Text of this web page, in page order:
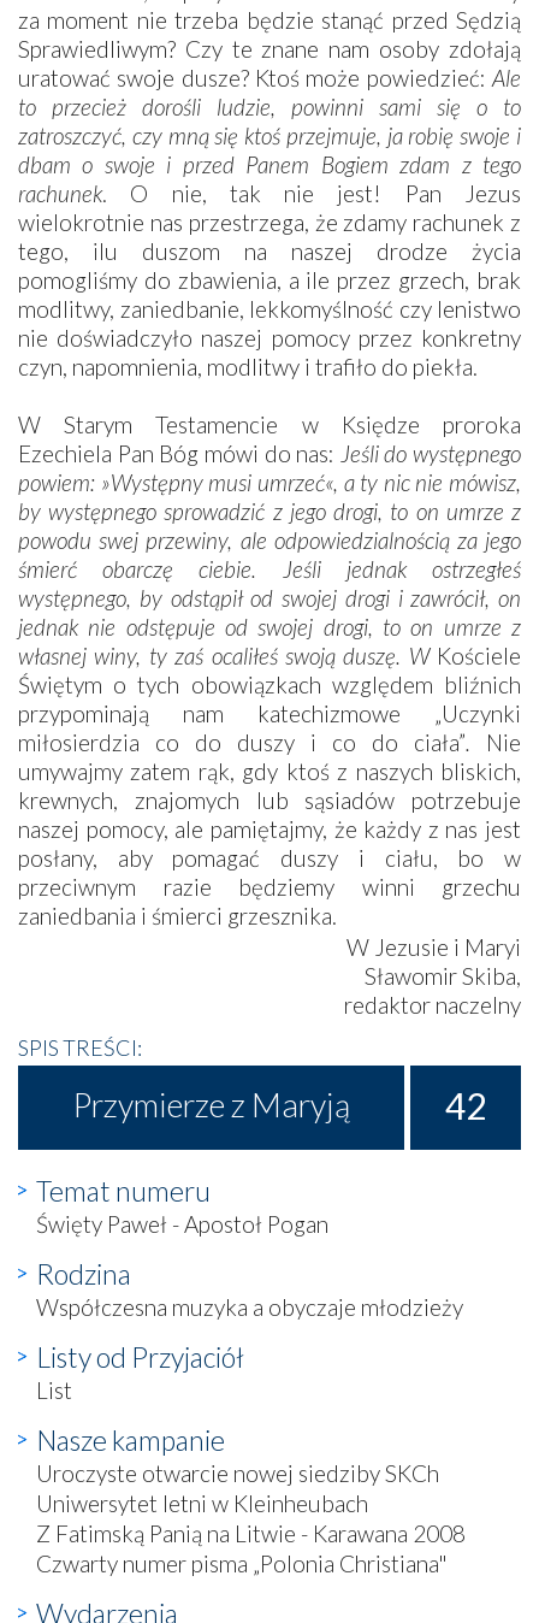
za moment nie trzeba będzie stanąć przed Sędzią
Sprawiedliwym? Czy te znane nam osoby zdołają
uratować swoje dusze? Ktoś może powiedzieć: Ale
to przecież dorośli ludzie, powinni sami się o to
zatroszczyć, czy mną się ktoś przejmuje, ja robię swoje i
dbam o swoje i przed Panem Bogiem zdam z tego
rachunek. O nie, tak nie jest! Pan Jezus
wielokrotnie nas przestrzega, że zdamy rachunek z
tego, ilu duszom na naszej drodze życia
pomogliśmy do zbawienia, a ile przez grzech, brak
modlitwy, zaniedbanie, lekkomyślność czy lenistwo
nie doświadczyło naszej pomocy przez konkretny
czyn, napomnienia, modlitwy i trafiło do piekła.
W Starym Testamencie w Księdze proroka
Ezechiela Pan Bóg mówi do nas: Jeśli do występnego
powiem: »Występny musi umrzeć«, a ty nic nie mówisz,
by występnego sprowadzić z jego drogi, to on umrze z
powodu swej przewiny, ale odpowiedzialnością za jego
śmierć obarczę ciebie. Jeśli jednak ostrzegłeś
występnego, by odstąpił od swojej drogi i zawrócił, on
jednak nie odstępuje od swojej drogi, to on umrze z
własnej winy, ty zaś ocaliłeś swoją duszę. W Kościele
Świętym o tych obowiązkach względem bliźnich
przypominają nam katechizmowe „Uczynki
miłosierdzia co do duszy i co do ciała”. Nie
umywajmy zatem rąk, gdy ktoś z naszych bliskich,
krewnych, znajomych lub sąsiadów potrzebuje
naszej pomocy, ale pamiętajmy, że każdy z nas jest
posłany, aby pomagać duszy i ciału, bo w
przeciwnym razie będziemy winni grzechu
zaniedbania i śmierci grzesznika.
W Jezusie i Maryi
Sławomir Skiba,
redaktor naczelny
SPIS TREŚCI:
Przymierze z Maryją 42
Temat numeru
Święty Paweł - Apostoł Pogan
Rodzina
Współczesna muzyka a obyczaje młodzieży
Listy od Przyjaciół
List
Nasze kampanie
Uroczyste otwarcie nowej siedziby SKCh
Uniwersytet letni w Kleinheubach
Z Fatimską Panią na Litwie - Karawana 2008
Czwarty numer pisma „Polonia Christiana"
Wydarzenia